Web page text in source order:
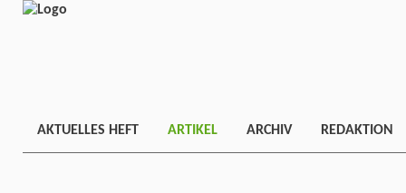
AKTUELLES HEFT ARTIKEL ARCHIV REDAKTION